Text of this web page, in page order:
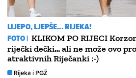
LIJEPO, LJEPŠE... RIJEKA!
FOTO | KLIKOM PO RIJECI
riječki dečki… ali ne može ovo
atraktivnih Riječanki :-)
Rijeka i PGŽ